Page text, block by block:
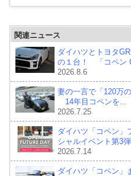
関連ニュース
ダイハツとトヨタ
の１台！ 「コペン
2026.8.6
妻の一言で「120万
14年目コペンを...
2026.7.25
ダイハツ「コペン」
シャルイベント第3
2026.7.14
ダイハツ「コペン」